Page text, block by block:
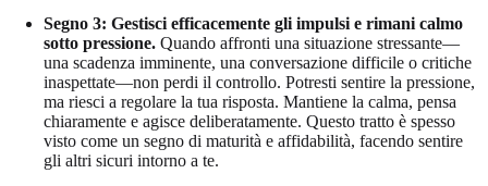
Segno 3: Gestisci efficacemente gli impulsi e rimani calmo
sotto pressione. Quando affronti una situazione stressante—
una scadenza imminente, una conversazione difficile o critiche
inaspettate—non perdi il controllo. Potresti sentire la pressione,
ma riesci a regolare la tua risposta. Mantiene la calma, pensa
chiaramente e agisce deliberatamente. Questo tratto è spesso
visto come un segno di maturità e affidabilità, facendo sentire
gli altri sicuri intorno a te.